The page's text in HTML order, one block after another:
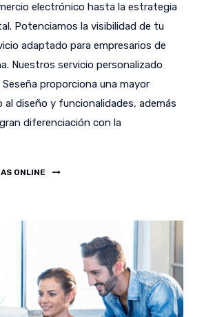
electrónico hasta la estrategia
Potenciamos la visibilidad de tu
adaptado para empresarios de
Nuestros servicio personalizado
proporciona una mayor
diseño y funcionalidades, además
diferenciación con la
ONLINE